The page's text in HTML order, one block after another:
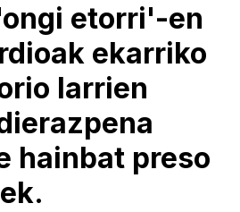
etorri'-en
ekarriko
larrien
hainbat preso